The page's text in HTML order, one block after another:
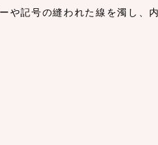
記号の縫われた線を濁し、